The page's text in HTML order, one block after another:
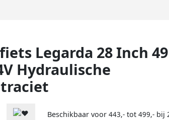
Legarda 28 Inch 49
Hydraulische
Beschikbaar voor 443,- tot 499,- bij